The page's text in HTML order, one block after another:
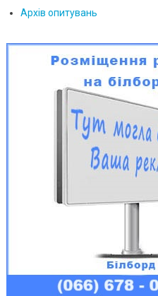
Архів опитувань